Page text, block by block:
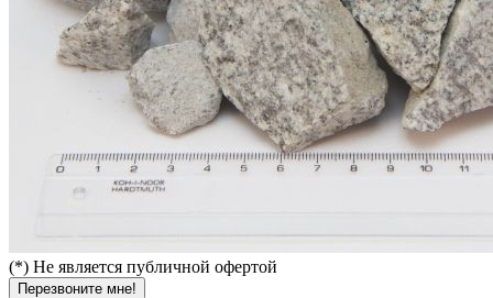
(*) Не является публичной офертой
Перезвоните мне!